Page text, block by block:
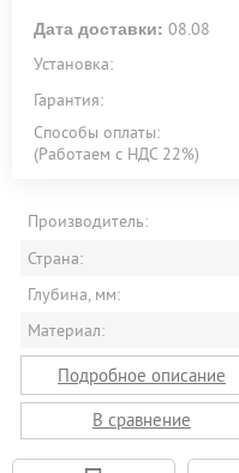
Дата доставки: 08.08
Установка:
Гарантия:
Способы оплаты:
(Работаем с НДС 22%)
Производитель:
Страна:
Глубина, мм:
Материал:
Подробное описание
В сравнение